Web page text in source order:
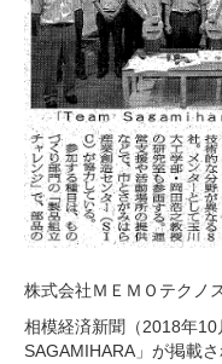
株式会社ＭＥＭＯテクノ
相模経済新聞（2018年
SAGAMIHARA」が掲載さ